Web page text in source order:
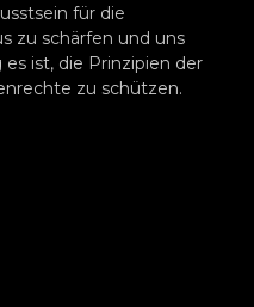
für die
zu schärfen und uns
ist, die Prinzipien der
zu schützen.